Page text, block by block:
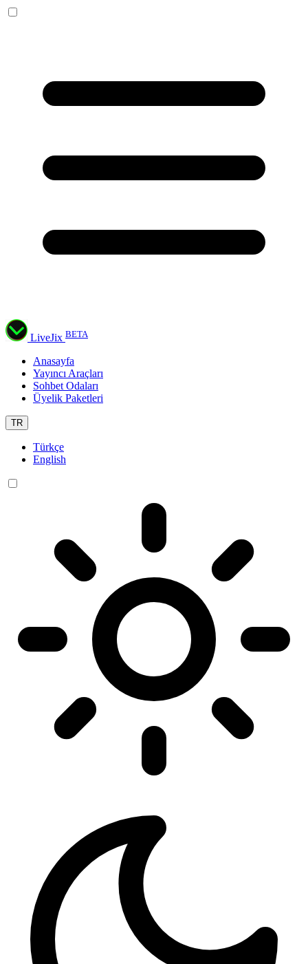
LiveJix BETA
Anasayfa
Yayıncı Araçları
Sohbet Odaları
Üyelik Paketleri
TR
Türkçe
English